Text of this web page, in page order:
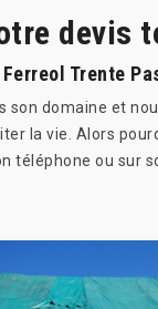
devis
Trente
son domaine et
la vie. Alors
téléphone ou sur